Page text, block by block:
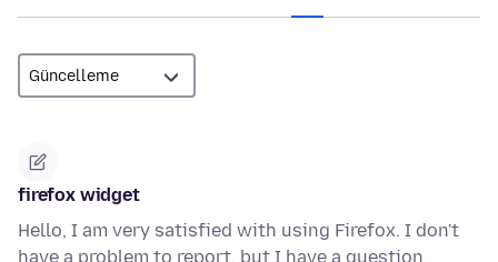
firefox widget
Hello, I am very satisfied with using Firefox. I don't
have a problem to report, but I have a question